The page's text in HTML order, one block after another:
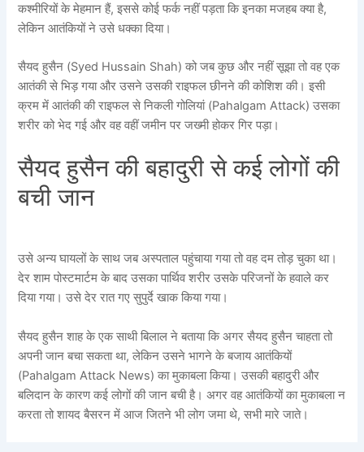
कश्मीरियों के मेहमान हैं, इससे कोई फर्क नहीं पड़ता कि इनका मजहब क्या है,
लेकिन आतंकियों ने उसे धक्का दिया।
सैयद हुसैन (Syed Hussain Shah) को जब कुछ और नहीं सूझा तो वह एक
आतंकी से भिड़ गया और उसने उसकी राइफल छीनने की कोशिश की। इसी
क्रम में आतंकी की राइफल से निकली गोलियां (Pahalgam Attack) उसका
शरीर को भेद गई और वह वहीं जमीन पर जख्मी होकर गिर पड़ा।
सैयद हुसैन की बहादुरी से कई लोगों की
बची जान
उसे अन्य घायलों के साथ जब अस्पताल पहुंचाया गया तो वह दम तोड़ चुका था।
देर शाम पोस्टमार्टम के बाद उसका पार्थिव शरीर उसके परिजनों के हवाले कर
दिया गया। उसे देर रात गए सुपुर्दे खाक किया गया।
सैयद हुसैन शाह के एक साथी बिलाल ने बताया कि अगर सैयद हुसैन चाहता तो
अपनी जान बचा सकता था, लेकिन उसने भागने के बजाय आतंकियों
(Pahalgam Attack News) का मुकाबला किया। उसकी बहादुरी और
बलिदान के कारण कई लोगों की जान बची है। अगर वह आतंकियों का मुकाबला न
करता तो शायद बैसरन में आज जितने भी लोग जमा थे, सभी मारे जाते।